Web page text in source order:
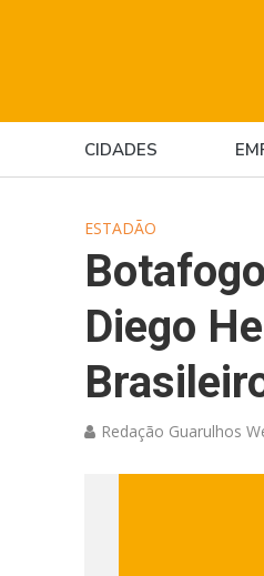
CIDADES
ESTADÃO
Diego
Redação Guarulhos